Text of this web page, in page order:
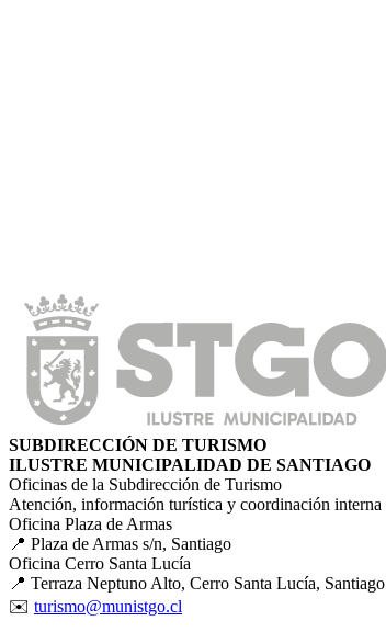
SUBDIRECCIÓN DE TURISMO
ILUSTRE MUNICIPALIDAD DE SANTIAGO
Oficinas de la Subdirección de Turismo
Atención, información turística y coordinación interna
Oficina Plaza de Armas
📍 Plaza de Armas s/n, Santiago
Oficina Cerro Santa Lucía
📍 Terraza Neptuno Alto, Cerro Santa Lucía, Santiago
✉️ turismo@munistgo.cl